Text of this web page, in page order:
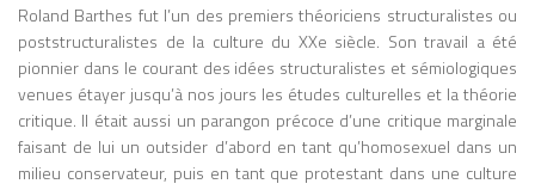
Roland Barthes fut l’un des premiers théoriciens structuralistes ou
poststructuralistes de la culture du XXe siècle. Son travail a été
pionnier dans le courant des idées structuralistes et sémiologiques
venues étayer jusqu’à nos jours les études culturelles et la théorie
critique. Il était aussi un parangon précoce d’une critique marginale
faisant de lui un outsider d’abord en tant qu’homosexuel dans un
milieu conservateur, puis en tant que protestant dans une culture
REPRÉSENTER DES PROFESSIONS DE MANIÈRE
STÉRÉOTYPÉE SELON LE GENRE OU L’ORIGINE. FIABILITÉ
ET VÉRACITÉ : LE CONTENU GÉNÉRÉ PEUT SEMBLER
CRÉDIBLE MAIS CONTENIR DES ERREURS FACTUELLES.
L’IA NE COMPREND PAS LE SENS DES INFORMATIONS,
ELLE SUIT SIMPLEMENT DES PATTERNS. ÉTHIQUE ET
DROITS D’AUTEUR : QUI POSSÈDE LES DROITS SUR UNE
McLuhan accède à une renommée
internationale. À travers des ouvrages
majeurs tels que The Gutenberg Galaxy
(1962) et Understanding Media: The
Extensions of Man (1964), il développe
une thèse radicale : les médias ne sont
pas de simples canaux de transmission de